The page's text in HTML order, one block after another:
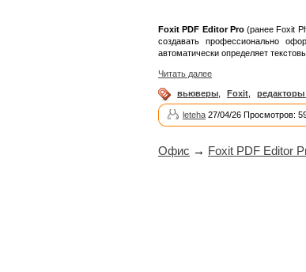
Foxit PDF Editor Pro(ранее Foxit
создавать профессионально
автоматически определяет
Читать далее
вьюверы Foxit редакторы
leteha 27/04/26 Просмотров:
Офис → Foxit PDF Editor